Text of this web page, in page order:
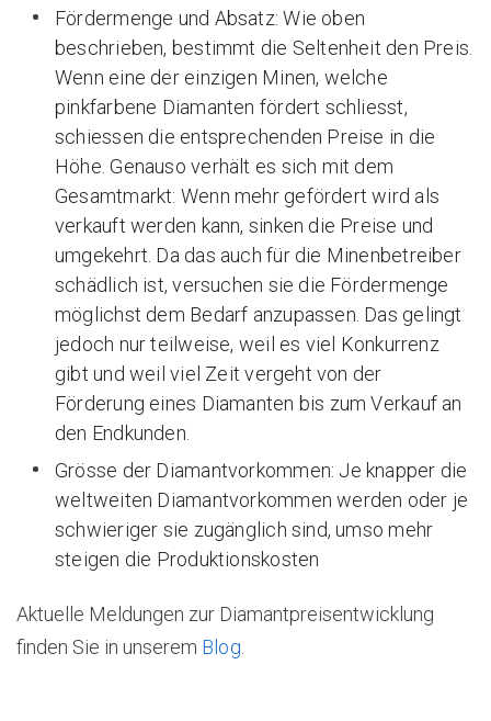
Fördermenge und Absatz: Wie oben
beschrieben, bestimmt die Seltenheit den Preis.
Wenn eine der einzigen Minen, welche
pinkfarbene Diamanten fördert schliesst,
schiessen die entsprechenden Preise in die
Höhe. Genauso verhält es sich mit dem
Gesamtmarkt: Wenn mehr gefördert wird als
verkauft werden kann, sinken die Preise und
umgekehrt. Da das auch für die Minenbetreiber
schädlich ist, versuchen sie die Fördermenge
möglichst dem Bedarf anzupassen. Das gelingt
jedoch nur teilweise, weil es viel Konkurrenz
gibt und weil viel Zeit vergeht von der
Förderung eines Diamanten bis zum Verkauf an
den Endkunden.
Grösse der Diamantvorkommen: Je knapper die
weltweiten Diamantvorkommen werden oder je
schwieriger sie zugänglich sind, umso mehr
steigen die Produktionskosten
Aktuelle Meldungen zur Diamantpreisentwicklung
finden Sie in unserem Blog.